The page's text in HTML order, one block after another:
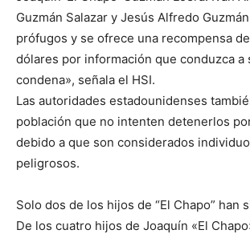
Guzmán Salazar y Jesús Alfredo
prófugos y se ofrece una recompensa
dólares por información que conduzca a
condena», señala el HSI.
Las autoridades estadounidenses
población que no intenten detenerlos
debido a que son considerados
peligrosos.
Solo dos de los hijos de “El Chapo” han
De los cuatro hijos de Joaquín «El